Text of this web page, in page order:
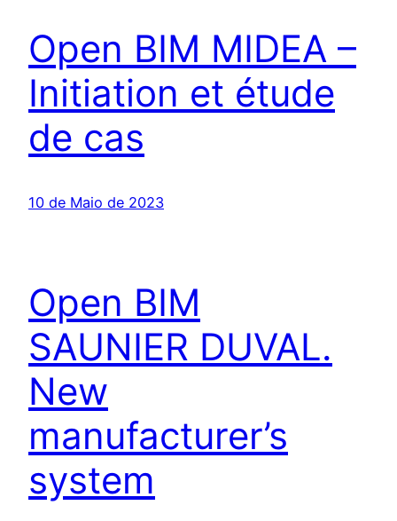
Open BIM MIDEA –
Initiation et étude
de cas
10 de Maio de 2023
Open BIM
SAUNIER DUVAL.
New
manufacturer’s
system